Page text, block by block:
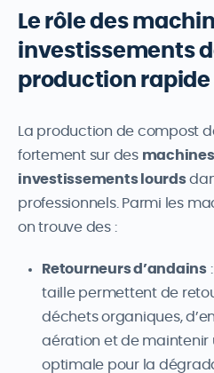
Le rôle des
investissements
production
La production de compost
fortement sur des
investissements lourds
professionnels. Parmi les
on trouve des :
Retourneurs d’andains:
taille permettent de
déchets organiques,
aération et de maintenir
optimale pour la